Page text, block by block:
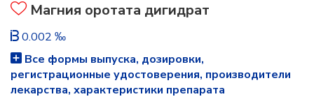
Магния оротата дигидрат
0.002 ‰
Все формы выпуска, дозировки,
регистрационные удостоверения, производители
лекарства, характеристики препарата